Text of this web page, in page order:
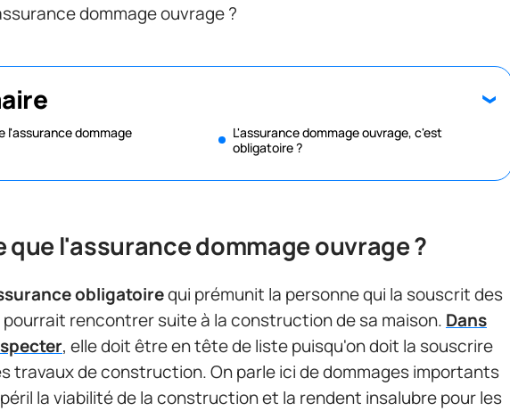
dommage ouvrage ?
l'assurance dommage
L'assurance dommage ouvrage, c'est
obligatoire ?
que l'assurance dommage ouvrage ?
obligatoirequi prémunit la personne qui la souscrit des
pourrait rencontrer suite à la construction de sa maison. Dans
, elle doit être en tête de liste puisqu'on doit la souscrire
travaux de construction. On parle ici de dommages importants
la viabilité de la construction et la rendent insalubre pour les